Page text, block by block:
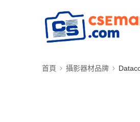
首頁 攝影器材品牌